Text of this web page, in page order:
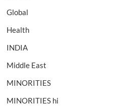
Global
Health
INDIA
Middle East
MINORITIES
MINORITIES hi